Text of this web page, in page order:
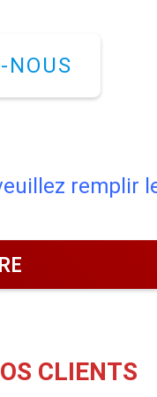
NOUS
remplir
CLIENTS